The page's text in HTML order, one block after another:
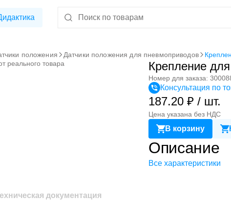
положения Датчики положения для пневмоприводов
реального товара Крепление
Номер для заказа:
Консультация по
187.20 ₽ / шт.
Цена указана без НДС
В корзину
Описание
Все характеристики
документация